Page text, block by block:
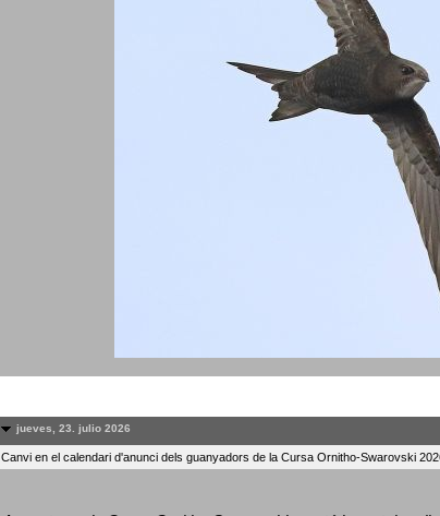
jueves, 23. julio 2026
Canvi en el calendari d'anunci dels guanyadors de la Cursa Ornitho-Swarovski